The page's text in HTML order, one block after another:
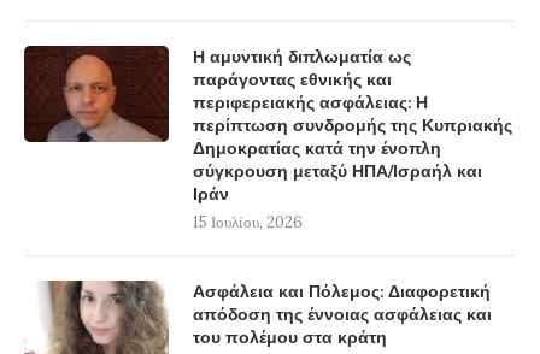
Η αμυντική διπλωματία ως
παράγοντας εθνικής και
περιφερειακής ασφάλειας: Η
περίπτωση συνδρομής της Κυπριακής
Δημοκρατίας κατά την ένοπλη
σύγκρουση μεταξύ ΗΠΑ/Ισραήλ και
Ιράν
15 Ιουλίου, 2026
Ασφάλεια και Πόλεμος: Διαφορετική
απόδοση της έννοιας ασφάλειας και
του πολέμου στα κράτη